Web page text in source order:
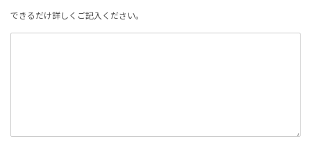
できるだけ詳しくご記入ください。